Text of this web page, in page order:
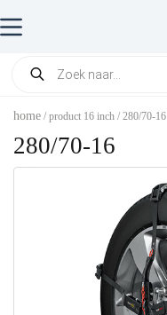
home / product 16 inch / 280/70-16
280/70-16